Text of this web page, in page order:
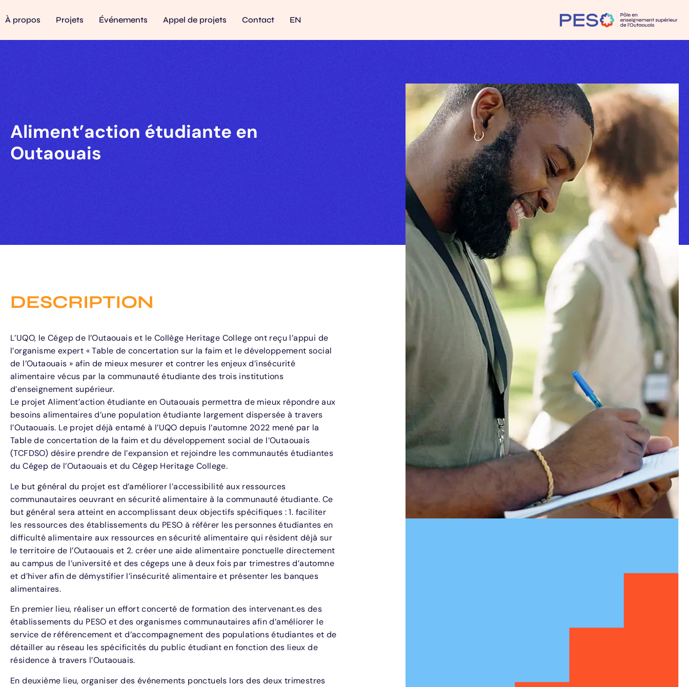
À propos Projets Événements Appel de projets Contact EN
Aliment’action étudiante en
Outaouais
DESCRIPTION
L’UQO, le Cégep de l’Outaouais et le Collège Heritage College ont reçu l’appui de
l’organisme expert « Table de concertation sur la faim et le développement social
de l’Outaouais » afin de mieux mesurer et contrer les enjeux d’insécurité
alimentaire vécus par la communauté étudiante des trois institutions
d’enseignement supérieur.
Le projet Aliment’action étudiante en Outaouais permettra de mieux répondre aux
besoins alimentaires d’une population étudiante largement dispersée à travers
l’Outaouais. Le projet déjà entamé à l’UQO depuis l’automne 2022 mené par la
Table de concertation de la faim et du développement social de l’Outaouais
(TCFDSO) désire prendre de l’expansion et rejoindre les communautés étudiantes
du Cégep de l’Outaouais et du Cégep Heritage College.
Le but général du projet est d’améliorer l’accessibilité aux ressources
communautaires oeuvrant en sécurité alimentaire à la communauté étudiante. Ce
but général sera atteint en accomplissant deux objectifs spécifiques : 1. faciliter
les ressources des établissements du PESO à référer les personnes étudiantes en
difficulté alimentaire aux ressources en sécurité alimentaire qui résident déjà sur
le territoire de l’Outaouais et 2. créer une aide alimentaire ponctuelle directement
au campus de l’université et des cégeps une à deux fois par trimestres d’automne
et d’hiver afin de démystifier l’insécurité alimentaire et présenter les banques
alimentaires.
En premier lieu, réaliser un effort concerté de formation des intervenant.es des
établissements du PESO et des organismes communautaires afin d’améliorer le
service de référencement et d’accompagnement des populations étudiantes et de
détailler au réseau les spécificités du public étudiant en fonction des lieux de
résidence à travers l’Outaouais.
En deuxième lieu, organiser des événements ponctuels lors des deux trimestres